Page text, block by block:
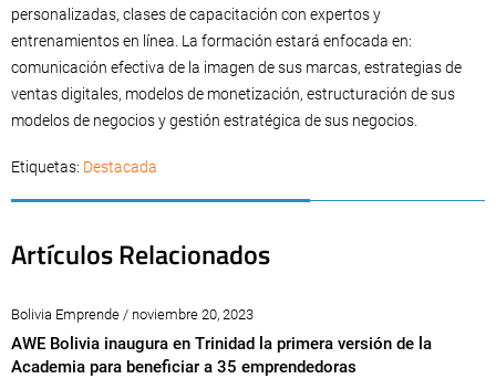
personalizadas, clases de capacitación con expertos y
entrenamientos en línea. La formación estará enfocada en:
comunicación efectiva de la imagen de sus marcas, estrategias de
ventas digitales, modelos de monetización, estructuración de sus
modelos de negocios y gestión estratégica de sus negocios.
Etiquetas: Destacada
Artículos Relacionados
Bolivia Emprende / noviembre 20, 2023
AWE Bolivia inaugura en Trinidad la primera versión de la
Academia para beneficiar a 35 emprendedoras